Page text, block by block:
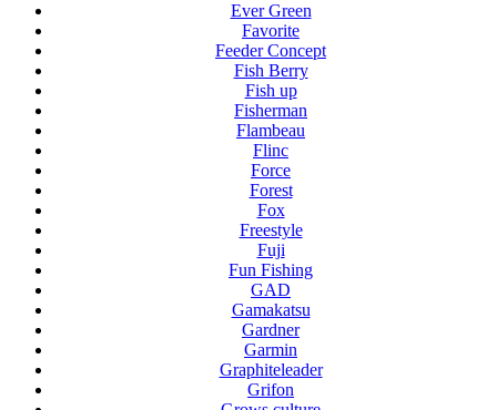
Ever Green
Favorite
Feeder Concept
Fish Berry
Fish up
Fisherman
Flambeau
Flinc
Force
Forest
Fox
Freestyle
Fuji
Fun Fishing
GAD
Gamakatsu
Gardner
Garmin
Graphiteleader
Grifon